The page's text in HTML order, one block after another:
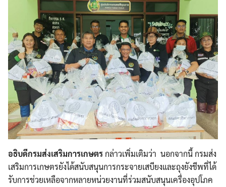
อธิบดีกรมส่งเสริมการเกษตรกล่าวเพิ่มเติมว่า นอกจากนี้ กรมส่ง
เสริมการเกษตรยังได้สนับสนุนการกระจายเสบียงและถุงยังชีพที่ได้
รับการช่วยเหลือจากหลายหน่วยงานที่ร่วมสนับสนุนเครื่องอุปโภค